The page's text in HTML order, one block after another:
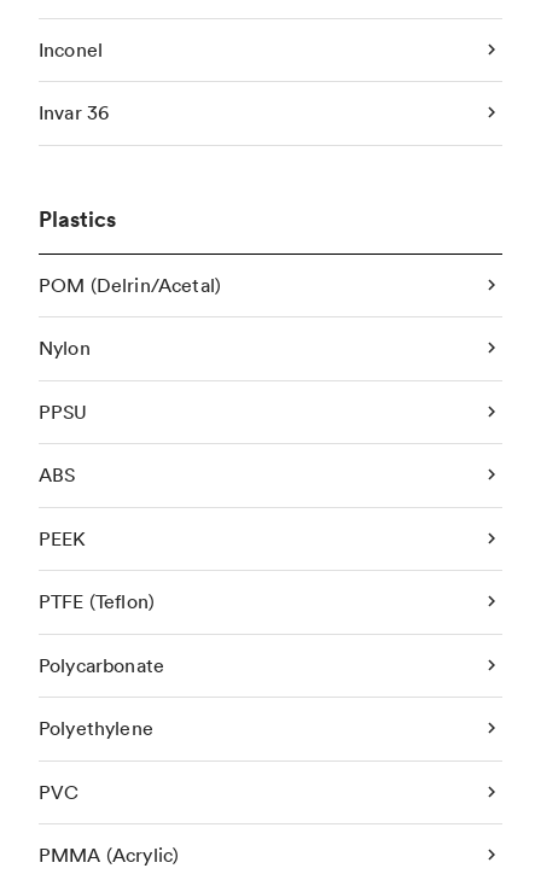
Inconel
Invar 36
Plastics
POM (Delrin/Acetal)
Nylon
PPSU
ABS
PEEK
PTFE (Teflon)
Polycarbonate
Polyethylene
PVC
PMMA (Acrylic)